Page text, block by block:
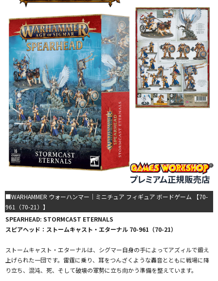
■WARHAMMER ウォーハンマー｜ミニチュア フィギュア ボードゲーム 【70-
961（70-21）】
SPEARHEAD: STORMCAST ETERNALS
スピアヘッド：ストームキャスト・エターナル 70-961（70-21）
ストームキャスト・エターナルは、シグマー自身の手によってアズィルで鍛え
上げられた一団です。雷霆に乗り、耳をつんざくような轟音とともに戦場に降
り立ち、混沌、死、そして破壊の軍勢に立ち向かう準備を整えています。